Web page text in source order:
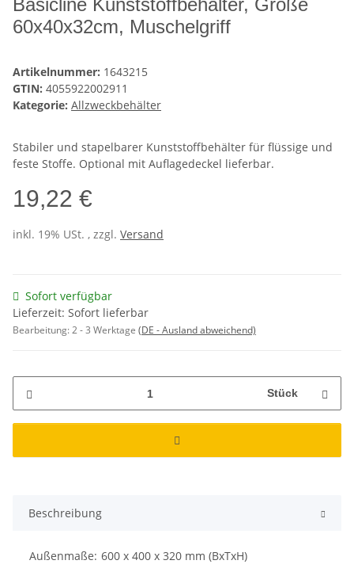
Basicline Kunststoffbehälter, Größe
60x40x32cm, Muschelgriff
Artikelnummer: 1643215
GTIN: 4055922002911
Kategorie: Allzweckbehälter
Stabiler und stapelbarer Kunststoffbehälter für flüssige und
feste Stoffe. Optional mit Auflagedeckel lieferbar.
19,22 €
inkl. 19% USt. , zzgl. Versand
Sofort verfügbar
Lieferzeit: Sofort lieferbar
Bearbeitung:2 - 3 Werktage (DE - Ausland abweichend)
Stück
Beschreibung
Außenmaße: 600 x 400 x 320 mm (BxTxH)